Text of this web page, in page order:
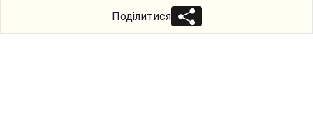
Поділитися